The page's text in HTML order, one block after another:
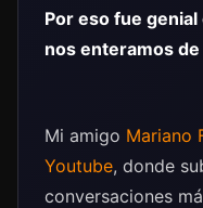
Por eso fue
nos enteramos
Mi amigo Mariano
Youtube, donde
conversaciones